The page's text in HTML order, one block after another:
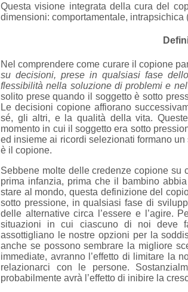
Questa visione integrata della cura del
dimensioni: comportamentale, intrapsichica
Nel comprendere come curare il copione
su decisioni, prese in qualsiasi fase
flessibilità nella soluzione di problemi e
solito prese quando il soggetto è sotto
Le decisioni copione affiorano
sé, gli altri, e la qualità della vita.
momento in cui il soggetto era sotto
ed insieme ai ricordi selezionati formano
è il copione.
Sebbene molte delle credenze copione su
prima infanzia, prima che il bambino
stare al mondo, questa definizione del
sotto pressione, in qualsiasi fase di
delle alternative circa l’essere e l’agire.
situazioni in cui ciascuno di noi deve
assottigliano le nostre opzioni per la
anche se possono sembrare la migliore
immediate, avranno l’effetto di limitare la
relazionarci con le persone.
probabilmente avrà l’effetto di inibire la